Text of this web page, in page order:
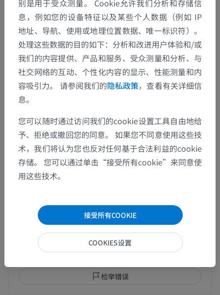
解剖层次
人体解剖学2
人体> 整合系统 共同体被> 皮肤附属器>
指甲, 趾甲> 甲周膜
底层结构：
人体解剖学1
发现错误？
欢迎提出更正、翻译或内容改进的建议。
检举错误
别是用于受众测量。 Cookie允许我们分析和存储信
息，例如您的设备特征以及某些个人数据（例如 IP
地址、导航、使用或地理位置数据、唯一标识符）。
处理这些数据的目的如下：分析和改进用户体验和/或
我们的内容提供、产品和服务、受众测量和分析、与
社交网络的互动、个性化内容的显示、性能测量和内
容吸引力。 请参阅我们的隐私政策，查看有关详细信
息。
您可以随时通过访问我们的cookie设置工具自由地给
予、拒绝或撤回您的同意。 如果您不同意使用这些技
术，我们将认为您也反对任何基于合法利益的cookie
存储。 您可以通过单击“接受所有cookie”来同意使
用这些技术。
接受所有COOKIE
COOKIES设置